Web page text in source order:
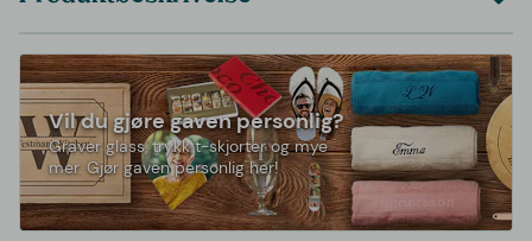
Vil du gjøre gaven personlig?
Graver glass, trykk t-skjorter og mye
mer. Gjør gaven personlig her!